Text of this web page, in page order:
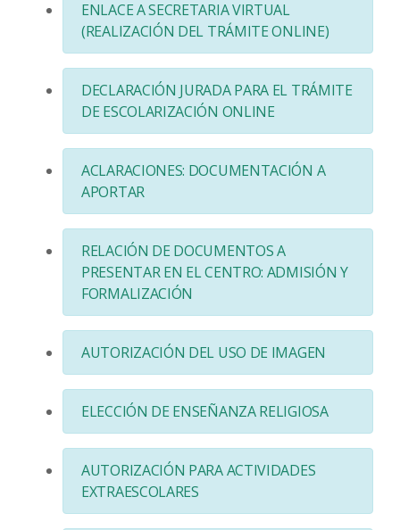
ENLACE A SECRETARIA VIRTUAL
(REALIZACIÓN DEL TRÁMITE ONLINE)
DECLARACIÓN JURADA PARA EL TRÁMITE
DE ESCOLARIZACIÓN ONLINE
ACLARACIONES: DOCUMENTACIÓN A
APORTAR
RELACIÓN DE DOCUMENTOS A
PRESENTAR EN EL CENTRO: ADMISIÓN Y
FORMALIZACIÓN
AUTORIZACIÓN DEL USO DE IMAGEN
ELECCIÓN DE ENSEÑANZA RELIGIOSA
AUTORIZACIÓN PARA ACTIVIDADES
EXTRAESCOLARES